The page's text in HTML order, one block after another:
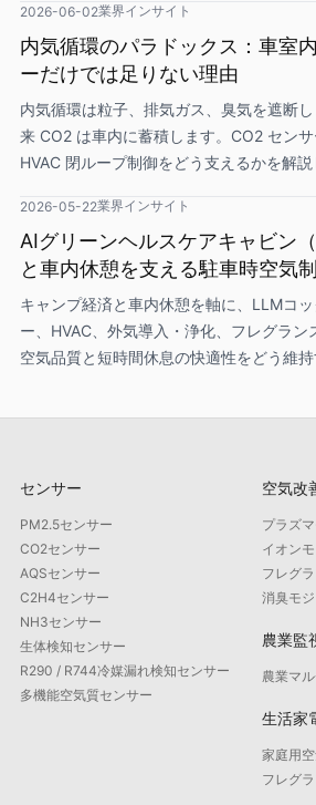
2026-06-02業界インサイト
内気循環のパラドックス：車室
ーだけでは足りない理由
内気循環は粒子、排気ガス、臭気を遮断
来 CO2 は車内に蓄積します。CO2 セン
HVAC 閉ループ制御をどう支えるかを解説
2026-05-22業界インサイト
AIグリーンヘルスケアキャビン
と車内休憩を支える駐車時空気
キャンプ経済と車内休憩を軸に、LLMコ
ー、HVAC、外気導入・浄化、フレグラン
空気品質と短時間休息の快適性をどう維持
センサー
PM2.5センサー
CO2センサー
AQSセンサー
C2H4センサー
NH3センサー
生体検知センサー
R290 / R744冷媒漏れ検知センサー
多機能空気質センサー
空気改
プラズ
イオン
フレグ
消臭モ
農業監
農業マ
生活家
家庭用
フレグ